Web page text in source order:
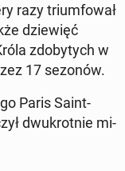
razy trium­fo­wał
dzie­więć
zdo­by­tych w
17 sezonów.
Paris Saint-
dwu­krot­nie mi­